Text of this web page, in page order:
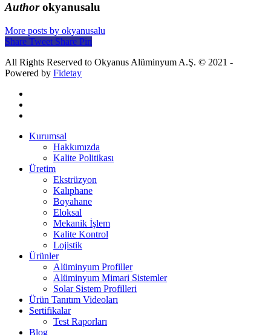
Authorokyanusalu
More posts by okyanusalu
Share Tweet Share Pin
All Rights Reserved to Okyanus Alüminyum A.Ş. © 2021 -
Powered by Fidetay
Kurumsal
Hakkımızda
Kalite Politikası
Üretim
Ekstrüzyon
Kalıphane
Boyahane
Eloksal
Mekanik İşlem
Kalite Kontrol
Lojistik
Ürünler
Alüminyum Profiller
Alüminyum Mimari Sistemler
Solar Sistem Profilleri
Ürün Tanıtım Videoları
Sertifikalar
Test Raporları
Blog